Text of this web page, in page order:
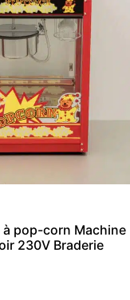
à pop-corn Machine
230V Braderie